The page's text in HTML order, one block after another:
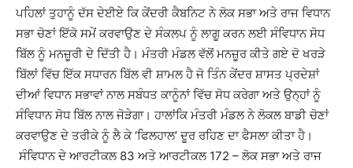
ਪਹਿਲਾਂ ਤੁਹਾਨੂੰ ਦੱਸ ਦੇਈਏ ਕਿ ਕੇਂਦਰੀ ਕੈਬਨਿਟ ਨੇ ਲੋਕ ਸਭਾ ਅਤੇ ਰਾਜ ਵਿਧਾਨ
ਸਭਾ ਚੋਣਾਂ ਇੱਕੋ ਸਮੇਂ ਕਰਵਾਉਣ ਦੇ ਸੰਕਲਪ ਨੂੰ ਲਾਗੂ ਕਰਨ ਲਈ ਸੰਵਿਧਾਨ ਸੋਧ
ਬਿੱਲ ਨੂੰ ਮਨਜ਼ੂਰੀ ਦੇ ਦਿੱਤੀ ਹੈ। ਮੰਤਰੀ ਮੰਡਲ ਵੱਲੋਂ ਮਨਜ਼ੂਰ ਕੀਤੇ ਗਏ ਦੋ ਖਰੜੇ
ਬਿੱਲਾਂ ਵਿੱਚ ਇੱਕ ਸਧਾਰਨ ਬਿੱਲ ਵੀ ਸ਼ਾਮਲ ਹੈ ਜੋ ਤਿੰਨ ਕੇਂਦਰ ਸ਼ਾਸਤ ਪ੍ਰਦੇਸ਼ਾਂ
ਦੀਆਂ ਵਿਧਾਨ ਸਭਾਵਾਂ ਨਾਲ ਸਬੰਧਤ ਕਾਨੂੰਨਾਂ ਵਿੱਚ ਸੋਧ ਕਰੇਗਾ ਅਤੇ ਉਨ੍ਹਾਂ ਨੂੰ
ਸੰਵਿਧਾਨ ਸੋਧ ਬਿੱਲ ਨਾਲ ਜੋੜੇਗਾ। ਹਾਲਾਂਕਿ ਮੰਤਰੀ ਮੰਡਲ ਨੇ ਲੋਕਲ ਬਾਡੀ ਚੋਣਾਂ
ਕਰਵਾਉਣ ਦੇ ਤਰੀਕੇ ਨੂੰ ਲੈ ਕੇ ‘ਫਿਲਹਾਲ’ ਦੂਰ ਰਹਿਣ ਦਾ ਫੈਸਲਾ ਕੀਤਾ ਹੈ।
ਸੰਵਿਧਾਨ ਦੇ ਆਰਟੀਕਲ 83 ਅਤੇ ਆਰਟੀਕਲ 172 – ਲੋਕ ਸਭਾ ਅਤੇ ਰਾਜ